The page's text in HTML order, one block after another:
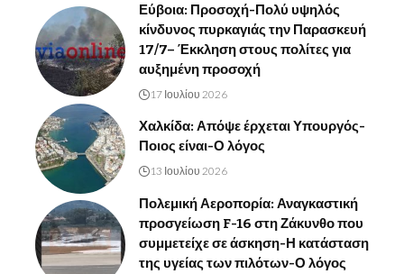
Εύβοια: Προσοχή-Πολύ υψηλός
κίνδυνος πυρκαγιάς την Παρασκευή
17/7– Έκκληση στους πολίτες για
αυξημένη προσοχή
17 Ιουλίου 2026
Χαλκίδα: Απόψε έρχεται Υπουργός-
Ποιος είναι-Ο λόγος
13 Ιουλίου 2026
Πολεμική Αεροπορία: Αναγκαστική
προσγείωση F-16 στη Ζάκυνθο που
συμμετείχε σε άσκηση-Η κατάσταση
της υγείας των πιλότων-Ο λόγος